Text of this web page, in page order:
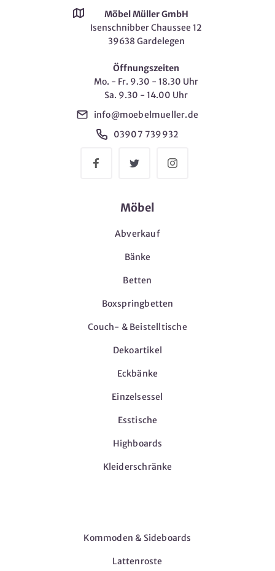
Möbel Müller GmbH
Isenschnibber Chaussee 12
39638 Gardelegen
Öffnungszeiten
Mo. - Fr. 9.30 - 18.30 Uhr
Sa. 9.30 - 14.00 Uhr
info@moebelmueller.de
03907 739932
Möbel
Abverkauf
Bänke
Betten
Boxspringbetten
Couch- & Beistelltische
Dekoartikel
Eckbänke
Einzelsessel
Esstische
Highboards
Kleiderschränke
Kommoden & Sideboards
Lattenroste